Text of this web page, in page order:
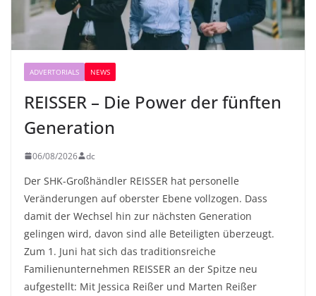
ADVERTORIALS NEWS
REISSER – Die Power der fünften
Generation
06/08/2026 dc
Der SHK-Großhändler REISSER hat personelle
Veränderungen auf oberster Ebene vollzogen. Dass
damit der Wechsel hin zur nächsten Generation
gelingen wird, davon sind alle Beteiligten überzeugt.
Zum 1. Juni hat sich das traditionsreiche
Familienunternehmen REISSER an der Spitze neu
aufgestellt: Mit Jessica Reißer und Marten Reißer